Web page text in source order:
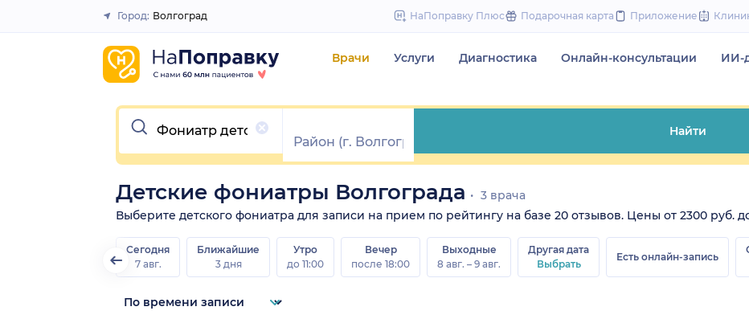
to
Закрыть
Город: Волгоград НаПоправку Плюс Подарочная карта Приложение
Врачи Услуги Диагностика Онлайн-консультации ИИ-
Очистить
Найти
Детские фониатры Волгограда
3 врача
Выберите детского фониатра для записи на прием по рейтингу на базе 20 отзывов. Цены от 2300 руб.
Сегодня
7 авг.
Ближайшие
3 дня
Утро
до 11:00
Вечер
после 18:00
Выходные
8 авг. – 9 авг.
Другая дата
Выбрать
Есть онлайн-запись